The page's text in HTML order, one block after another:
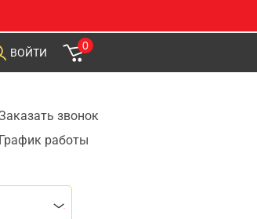
ВОЙТИ
0
звонок
График работы